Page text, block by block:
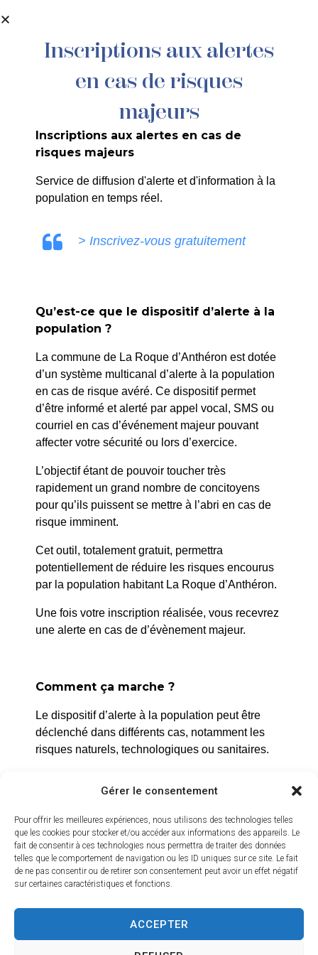
Gérer le consentement
Pour offrir les meilleures expériences, nous utilisons des technologies telles
que les cookies pour stocker et/ou accéder aux informations des appareils. Le
fait de consentir à ces technologies nous permettra de traiter des données
telles que le comportement de navigation ou les ID uniques sur ce site. Le fait
de ne pas consentir ou de retirer son consentement peut avoir un effet négatif
sur certaines caractéristiques et fonctions.
ACCEPTER
principal
090/2024 : DEME-AIX – Clémenceau –
Déménagement
ULE0V
PRÉCÉDENT
Sauvegarde
092/2024 : BRONZO – Rue Jean Monnet – Travaux
2 avenue de l’Europe Unie,
13640 La Roque d’Anthéron
Nous contacter
Horaires d'ouverture
Du lundi au jeudi :
de 8h30 à 11h30 et de 14h à 16h
Le vendredi :
Inscriptions aux alertes
en cas de risques
majeurs
Inscriptions aux alertes en cas de
risques majeurs
Service de diffusion d'alerte et d'information à la
population en temps réel.
> Inscrivez-vous gratuitement
Qu’est-ce que le dispositif d’alerte à la
population ?
La commune de La Roque d’Anthéron est dotée
d’un système multicanal d’alerte à la population
en cas de risque avéré. Ce dispositif permet
d’être informé et alerté par appel vocal, SMS ou
courriel en cas d’événement majeur pouvant
affecter votre sécurité ou lors d’exercice.
L’objectif étant de pouvoir toucher très
rapidement un grand nombre de concitoyens
pour qu’ils puissent se mettre à l’abri en cas de
risque imminent.
Cet outil, totalement gratuit, permettra
potentiellement de réduire les risques encourus
par la population habitant La Roque d’Anthéron.
Une fois votre inscription réalisée, vous recevrez
une alerte en cas de d’évènement majeur.
Comment ça marche ?
Le dispositif d’alerte à la population peut être
déclenché dans différents cas, notamment les
risques naturels, technologiques ou sanitaires.
ville, et peut être localisée selon le périmètre et
Prenez quelques minutes pour vous inscrire et
bénéficier gratuitement de ce service d’alerte :
https://inscription.cedralis.com/
Comment sont utilisées les données